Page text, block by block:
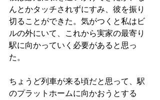
んとかタッチされずにすみ、彼を振り
切ることができた。気がつくと私はビ
ルの外にいて、これから実家の最寄り
駅に向かっていく必要があると思っ
た。
ちょうど列車が来る頃だと思って、駅
のプラットホームに向かおうとする